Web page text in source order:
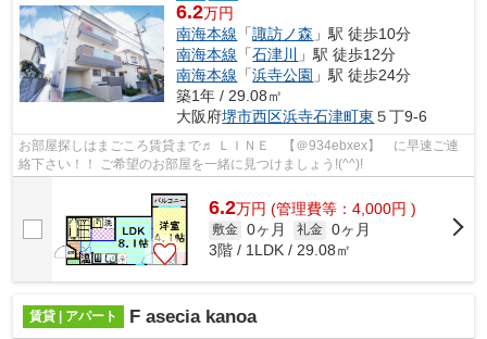
6.2万円
南海本線 「諏訪ノ森 」駅 徒歩10分
南海本線 「石津川
」駅 徒歩12分
南海本線 「浜寺公園 」駅 徒歩24分
築1年 / 29.08㎡
大阪府堺市西区浜寺石津町東 ５丁9-6
お部屋探しはまごころ賃貸まで♬ ＬＩＮＥ 【＠934ebxex】 に早速ご連
絡下さい！！ ご希望のお部屋を一緒に見つけましょう!(^^)!
6.2万円 (管理費等：4,000円 )
敷金 0ヶ月 礼金 0ヶ月
3階 / 1LDK / 29.08㎡
賃貸 | アパート F asecia kanoa